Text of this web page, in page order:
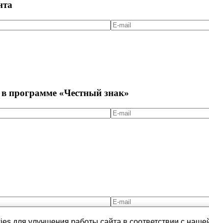
программе «Честный знак»